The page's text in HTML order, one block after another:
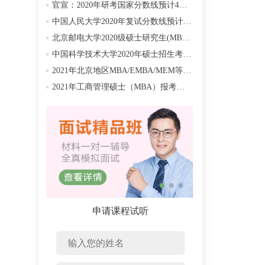
官宣：2020年研考国家分数线预计4月中旬左右公布
中国人民大学2020年复试分数线预计将于4月中旬左右公布
北京邮电大学2020级硕士研究生(MBA/MPAcc/MPA等)学费标准
中国科学技术大学2020年硕士招生考试复试分数线预4月中旬公布
2021年北京地区MBA/EMBA/MEM等管理类联考提前批面试汇总
2021年工商管理硕士（MBA）报考条件
申请课程试听